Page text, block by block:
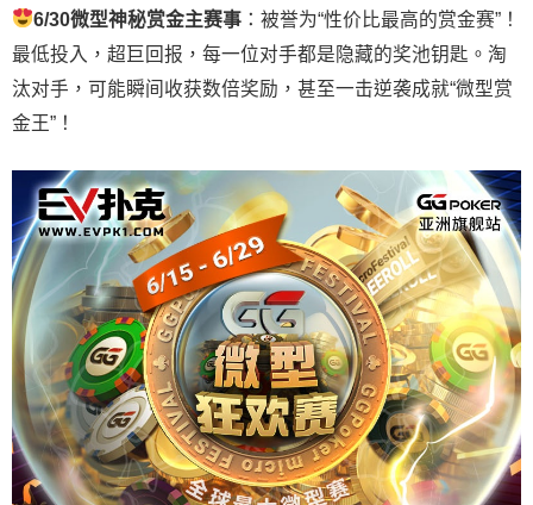
6/30微型神秘赏金主赛事：被誉为“性价比最高的赏金赛”！
最低投入，超巨回报，每一位对手都是隐藏的奖池钥匙。淘
汰对手，可能瞬间收获数倍奖励，甚至一击逆袭成就“微型赏
金王”！